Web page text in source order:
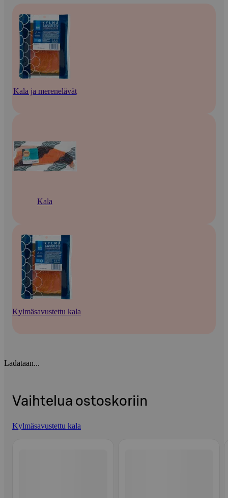
Kala ja merenelävät
Kala
Kylmäsavustettu kala
Ladataan...
Vaihtelua ostoskoriin
Kylmäsavustettu kala